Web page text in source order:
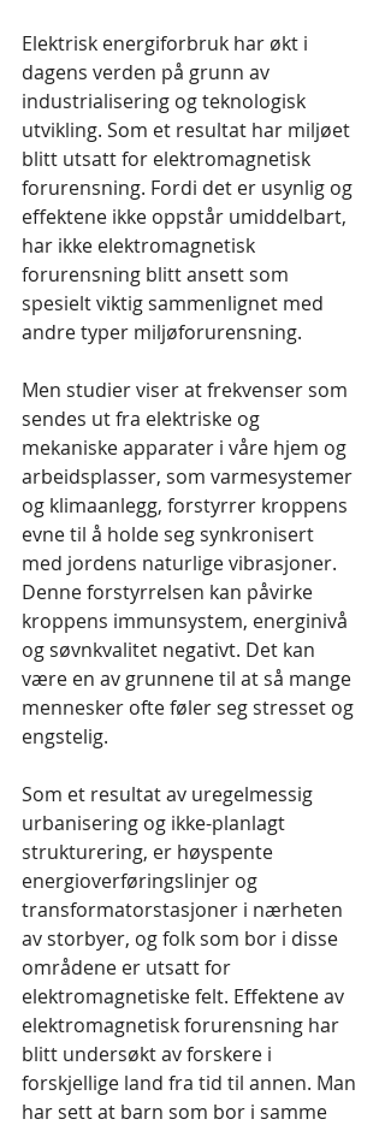
Elektrisk energiforbruk har økt i
dagens verden på grunn av
industrialisering og teknologisk
utvikling. Som et resultat har miljøet
blitt utsatt for elektromagnetisk
forurensning. Fordi det er usynlig og
effektene ikke oppstår umiddelbart,
har ikke elektromagnetisk
forurensning blitt ansett som
spesielt viktig sammenlignet med
andre typer miljøforurensning.
Men studier viser at frekvenser som
sendes ut fra elektriske og
mekaniske apparater i våre hjem og
arbeidsplasser, som varmesystemer
og klimaanlegg, forstyrrer kroppens
evne til å holde seg synkronisert
med jordens naturlige vibrasjoner.
Denne forstyrrelsen kan påvirke
kroppens immunsystem, energinivå
og søvnkvalitet negativt. Det kan
være en av grunnene til at så mange
mennesker ofte føler seg stresset og
engstelig.
Som et resultat av uregelmessig
urbanisering og ikke-planlagt
strukturering, er høyspente
energioverføringslinjer og
transformatorstasjoner i nærheten
av storbyer, og folk som bor i disse
områdene er utsatt for
elektromagnetiske felt. Effektene av
elektromagnetisk forurensning har
blitt undersøkt av forskere i
forskjellige land fra tid til annen. Man
har sett at barn som bor i samme